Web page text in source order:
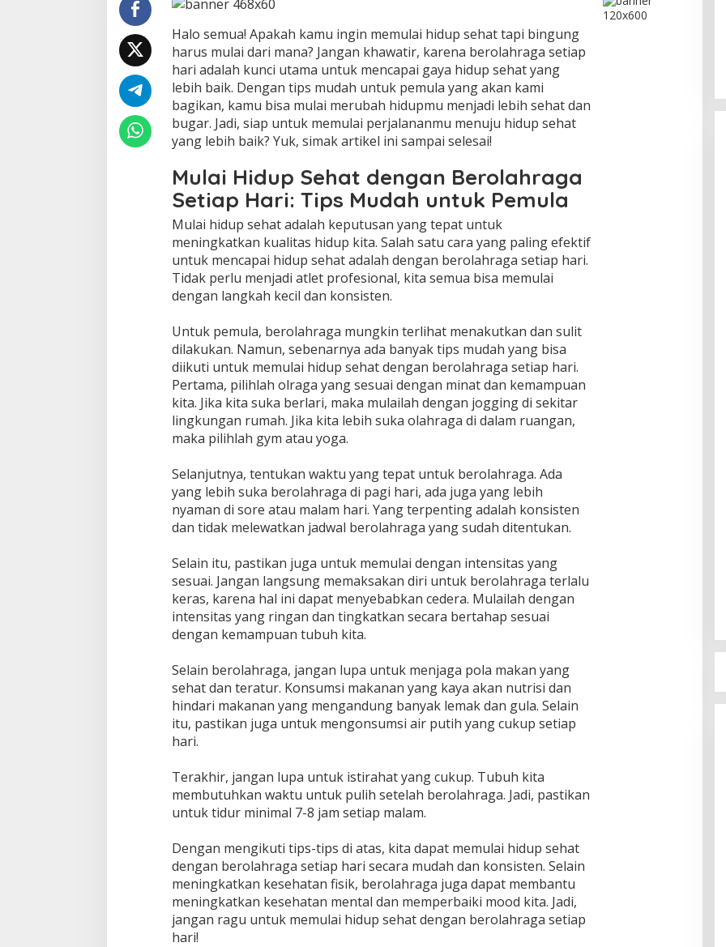
Halo semua! Apakah kamu ingin memulai hidup sehat tapi bingung
harus mulai dari mana? Jangan khawatir, karena berolahraga setiap
hari adalah kunci utama untuk mencapai gaya hidup sehat yang
lebih baik. Dengan tips mudah untuk pemula yang akan kami
bagikan, kamu bisa mulai merubah hidupmu menjadi lebih sehat dan
bugar. Jadi, siap untuk memulai perjalananmu menuju hidup sehat
yang lebih baik? Yuk, simak artikel ini sampai selesai!
Mulai Hidup Sehat dengan Berolahraga
Setiap Hari: Tips Mudah untuk Pemula
Mulai hidup sehat adalah keputusan yang tepat untuk
meningkatkan kualitas hidup kita. Salah satu cara yang paling efektif
untuk mencapai hidup sehat adalah dengan berolahraga setiap hari.
Tidak perlu menjadi atlet profesional, kita semua bisa memulai
dengan langkah kecil dan konsisten.
Untuk pemula, berolahraga mungkin terlihat menakutkan dan sulit
dilakukan. Namun, sebenarnya ada banyak tips mudah yang bisa
diikuti untuk memulai hidup sehat dengan berolahraga setiap hari.
Pertama, pilihlah olraga yang sesuai dengan minat dan kemampuan
kita. Jika kita suka berlari, maka mulailah dengan jogging di sekitar
lingkungan rumah. Jika kita lebih suka olahraga di dalam ruangan,
maka pilihlah gym atau yoga.
Selanjutnya, tentukan waktu yang tepat untuk berolahraga. Ada
yang lebih suka berolahraga di pagi hari, ada juga yang lebih
nyaman di sore atau malam hari. Yang terpenting adalah konsisten
dan tidak melewatkan jadwal berolahraga yang sudah ditentukan.
Selain itu, pastikan juga untuk memulai dengan intensitas yang
sesuai. Jangan langsung memaksakan diri untuk berolahraga terlalu
keras, karena hal ini dapat menyebabkan cedera. Mulailah dengan
intensitas yang ringan dan tingkatkan secara bertahap sesuai
dengan kemampuan tubuh kita.
Selain berolahraga, jangan lupa untuk menjaga pola makan yang
sehat dan teratur. Konsumsi makanan yang kaya akan nutrisi dan
hindari makanan yang mengandung banyak lemak dan gula. Selain
itu, pastikan juga untuk mengonsumsi air putih yang cukup setiap
hari.
Terakhir, jangan lupa untuk istirahat yang cukup. Tubuh kita
membutuhkan waktu untuk pulih setelah berolahraga. Jadi, pastikan
untuk tidur minimal 7-8 jam setiap malam.
Dengan mengikuti tips-tips di atas, kita dapat memulai hidup sehat
dengan berolahraga setiap hari secara mudah dan konsisten. Selain
meningkatkan kesehatan fisik, berolahraga juga dapat membantu
meningkatkan kesehatan mental dan memperbaiki mood kita. Jadi,
jangan ragu untuk memulai hidup sehat dengan berolahraga setiap
hari!